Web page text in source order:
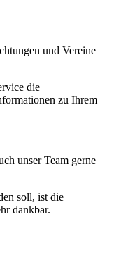
und Vereine
die
zu Ihrem
unser Team gerne
soll, ist die
dankbar.